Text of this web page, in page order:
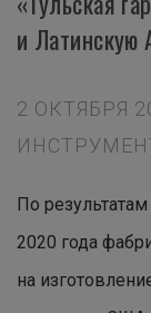
и Латинскую
2 ОКТЯБРЯ
По
2020 года
на